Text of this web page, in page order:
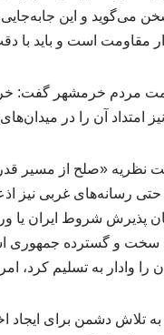
می‌گوید و این
مقاومت است و باید با
مردم خرمشهر گفت:
امتداد آن را در
«صلح از مسیر
حتی رسانه‌های غربی نیز
پذیرش شروط ایران یا
سخت و گسترده جمهوری
را وادار به تسلیم کرد،
تلاش دشمن برای